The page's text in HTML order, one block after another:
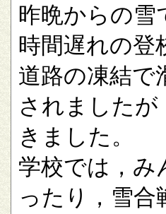
昨晩からの雪
時間遅れの登
道路の凍結で
されました
きました。
学校では，み
ったり，雪